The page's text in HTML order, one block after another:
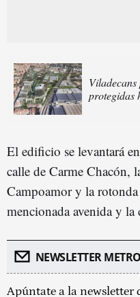
protegidas
El edificio se levantará
calle de Carme Chacón,
Campoamor y la
mencionada avenida y la
NEWSLETTER
Apúntate a la newsletter